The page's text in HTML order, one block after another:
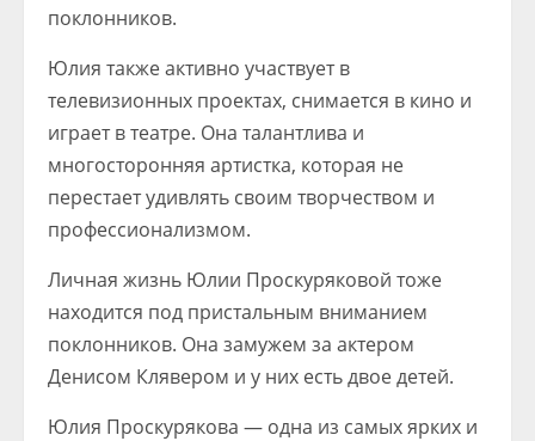
поклонников.
Юлия также активно участвует в
телевизионных проектах, снимается в кино и
играет в театре. Она талантлива и
многосторонняя артистка, которая не
перестает удивлять своим творчеством и
профессионализмом.
Личная жизнь Юлии Проскуряковой тоже
находится под пристальным вниманием
поклонников. Она замужем за актером
Денисом Клявером и у них есть двое детей.
Юлия Проскурякова — одна из самых ярких и